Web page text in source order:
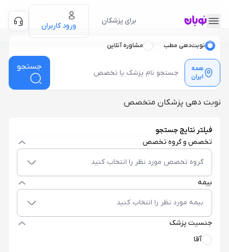
برای پزشکان
ورود کاربران
نوبت‌دهی مطب مشاوره آنلاین
همه
ایران
جستجو
نوبت دهی پزشکان متخصص
فیلتر نتایج جستجو
تخصص و گروه تخصص
گروه تخصص مورد نظر را انتخاب کنید
بیمه
بیمه مورد نظر را انتخاب کنید
جنسیت پزشک
آقا